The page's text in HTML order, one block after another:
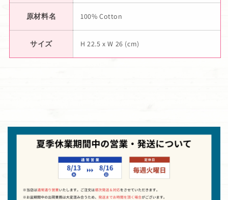
原材料名 100% Cotton
サイズ H 22.5 x W 26 (cm)